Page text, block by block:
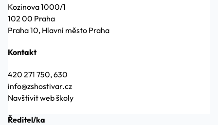
Kozinova 1000/1
102 00 Praha
Praha 10, Hlavní město Praha
Kontakt
420 271 750, 630
info@zshostivar.cz
Navštívit web školy
Ředitel/ka